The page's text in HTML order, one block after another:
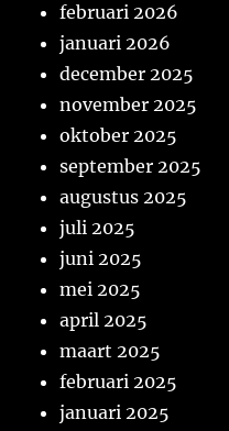
februari 2026
januari 2026
december 2025
november 2025
oktober 2025
september 2025
augustus 2025
juli 2025
juni 2025
mei 2025
april 2025
maart 2025
februari 2025
januari 2025